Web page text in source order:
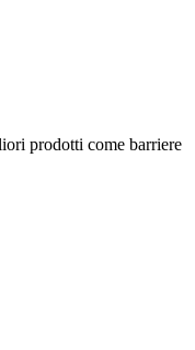
prodotti come barriere